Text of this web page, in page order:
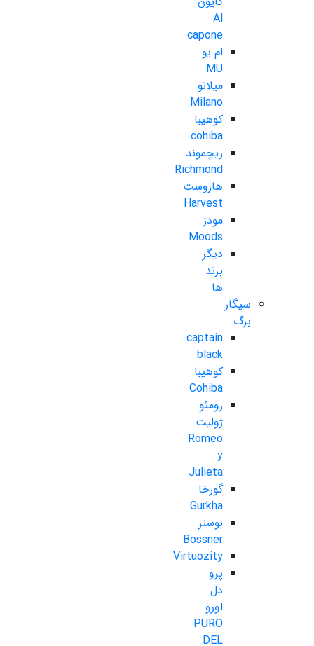
Al
capone
ام.یو
MU
میلانو
Milano
کوهیبا
cohiba
ریچموند
Richmond
هاروست
Harvest
مودز
Moods
دیگر
برند
ها
سیگار
برگ
captain
black
کوهیبا
Cohiba
رومئو
ژولیت
Romeo
y
Julieta
گورخا
Gurkha
بوسنر
Bossner
Virtuozity
پرو
دل
اورو
PURO
DEL